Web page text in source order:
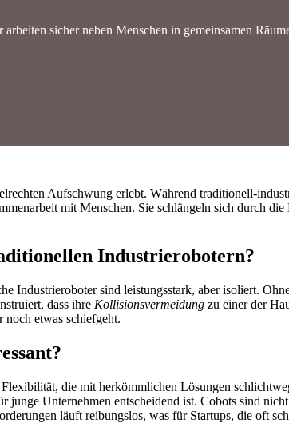
sicher neben Menschen in gemeinsamen
Aufschwung erlebt. Während traditionell-
mit Menschen. Sie schlängeln sich durch die
Industrierobotern?
Industrieroboter sind leistungsstark, aber isoliert.
dass ihre Kollisionsvermeidung zu einer der
noch etwas schiefgeht.
die mit herkömmlichen Lösungen
junge Unternehmen entscheidend ist. Cobots sind
läuft reibungslos, was für Startups, die oft